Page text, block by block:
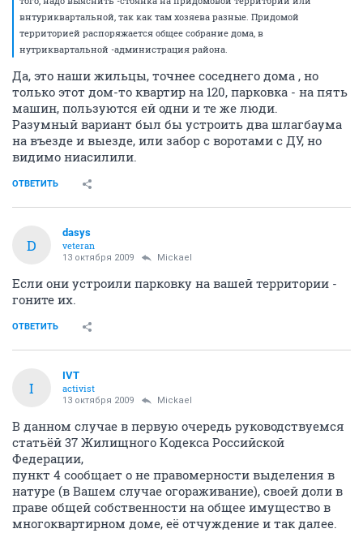
внтуриквартальной, так как там хозяева разные. Придомой
территорией распоряжается общее собрание дома, в
нутриквартальной -администрация района.
Да, это наши жильцы, точнее соседнего дома , но
только этот дом-то квартир на 120, парковка - на пять
машин, пользуются ей одни и те же люди.
Разумный вариант был бы устроить два шлагбаума
на въезде и выезде, или забор с воротами с ДУ, но
видимо ниасилили.
ОТВЕТИТЬ
D
dasys
veteran
13 октября 2009 Mickael
Если они устроили парковку на вашей территории -
гоните их.
ОТВЕТИТЬ
I
IVT
activist
13 октября 2009 Mickael
В данном случае в первую очередь руководствуемся
статьёй 37 Жилищного Кодекса Российской
Федерации,
пункт 4 сообщает о не правомерности выделения в
натуре (в Вашем случае огораживание), своей доли в
праве общей собственности на общее имущество в
многоквартирном доме, её отчуждение и так далее.